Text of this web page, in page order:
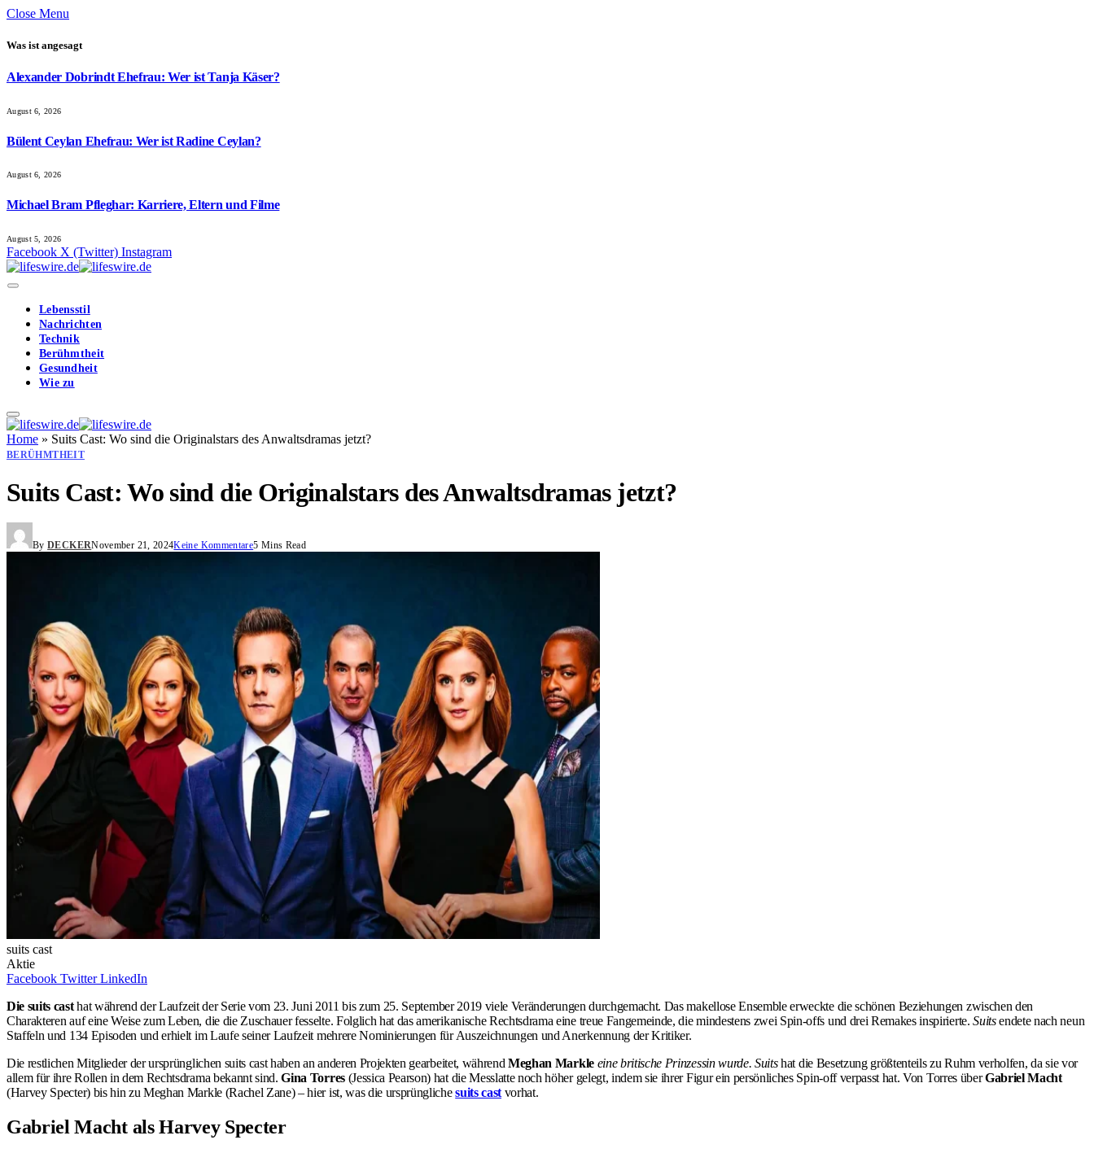
Close Menu
Was ist angesagt
Alexander Dobrindt Ehefrau: Wer ist Tanja Käser?
August 6, 2026
Bülent Ceylan Ehefrau: Wer ist Radine Ceylan?
August 6, 2026
Michael Bram Pfleghar: Karriere, Eltern und Filme
August 5, 2026
Facebook X (Twitter) Instagram
Lebensstil
Nachrichten
Technik
Berühmtheit
Gesundheit
Wie zu
Home » Suits Cast: Wo sind die Originalstars des Anwaltsdramas jetzt?
BERÜHMTHEIT
Suits Cast: Wo sind die Originalstars des Anwaltsdramas jetzt?
By DECKERNovember 21, 2024Keine Kommentare5 Mins Read
suits cast
Aktie
Facebook Twitter LinkedIn
Die suits casthat während der Laufzeit der Serie vom 23. Juni 2011 bis zum 25. September 2019 viele Veränderungen durchgemacht. Das makellose Ensemble erweckte die schönen Beziehungen zwischen den
Charakteren auf eine Weise zum Leben, die die Zuschauer fesselte. Folglich hat das amerikanische Rechtsdrama eine treue Fangemeinde, die mindestens zwei Spin-offs und drei Remakes inspirierte. Suitsendete nach neun
Staffeln und 134 Episoden und erhielt im Laufe seiner Laufzeit mehrere Nominierungen für Auszeichnungen und Anerkennung der Kritiker.
Die restlichen Mitglieder der ursprünglichen suits cast haben an anderen Projekten gearbeitet, währendMeghan Markleeine britische Prinzessin wurde. Suitshat die Besetzung größtenteils zu Ruhm verholfen, da sie vor
allem für ihre Rollen in dem Rechtsdrama bekannt sind.Gina Torres(Jessica Pearson) hat die Messlatte noch höher gelegt, indem sie ihrer Figur ein persönliches Spin-off verpasst hat. Von Torres überGabriel Macht
(Harvey Specter) bis hin zu Meghan Markle (Rachel Zane) – hier ist, was die ursprünglichesuits cast vorhat.
Gabriel Macht als Harvey Specter